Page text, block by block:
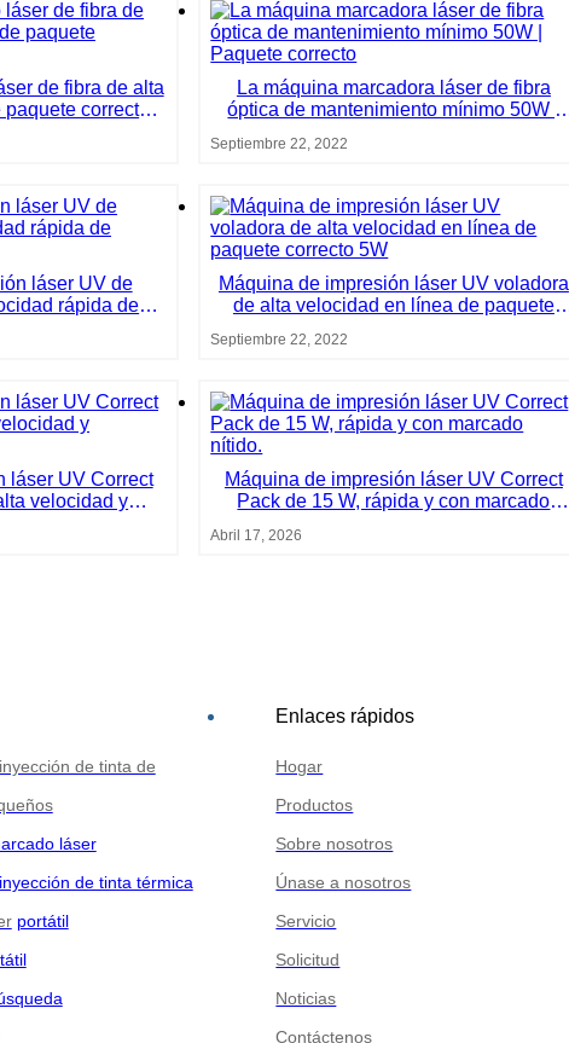
de fibra de alta
correcto
La máquina marcadora láser de fibra
óptica de mantenimiento mínimo 50W |
Septiembre 22, 2022
láser UV de
rápida de
Máquina de impresión láser UV voladora
de alta velocidad en línea de paquete
Septiembre 22, 2022
láser UV Correct
velocidad y
Máquina de impresión láser UV Correct
Pack de 15 W, rápida y con marcado
Abril 17, 2026
de tinta de
láser
de tinta térmica
portátil
Enlaces rápidos
Hogar
Productos
Sobre nosotros
Únase a nosotros
Servicio
Solicitud
Noticias
Contáctenos